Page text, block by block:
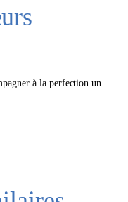
à la perfection un